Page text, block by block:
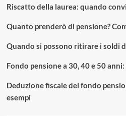
Riscatto della laurea: quando
Quanto prenderò di pensione?
Quando si possono ritirare i soldi
Fondo pensione a 30, 40 e 50
Deduzione fiscale del fondo
esempi